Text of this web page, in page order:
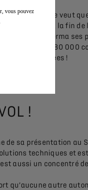
La légende veut
vendues à la fin
le salon ferma
quelques 80 000
enregistrées !
!
de sa présentation au
techniques et
aussi un concentré
qu’aucune autre
vous pouvez